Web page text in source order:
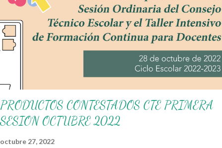
interés y de mucha utilidad agradeciendo a quienes lo
elaboraron y recordando que nosotros sólo lo compartimos con
fines informativos y educativos. 👏 Obtén programa completo 👇
Programa Escolar de Mejora Continua ¡Gracias por tu visita! 😉
Publicamos diariamente. No olvides compartir nuestra página y
PRODUCTOS CONTESTADOS CTE PRIMERA
SESION OCTUBRE 2022
octubre 27, 2022